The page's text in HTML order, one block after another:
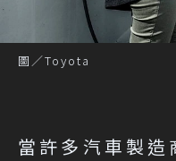
圖／Toyota
當許多汽車製造